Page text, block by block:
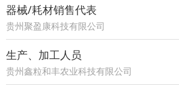
器械/耗材销售代表
贵州聚盈康科技有限公司
生产、加工人员
贵州鑫粒和丰农业科技有限公司